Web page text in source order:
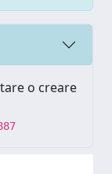
o creare